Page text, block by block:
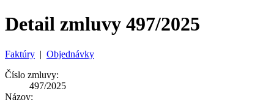
Detail zmluvy 497/2025
Faktúry | Objednávky
Číslo zmluvy:
497/2025
Názov: